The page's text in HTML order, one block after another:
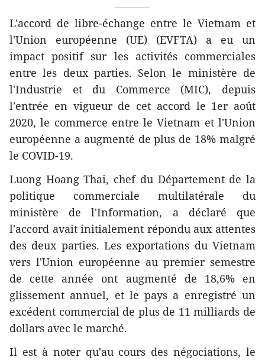
L'accord de libre-échange entre le Vietnam et
l'Union européenne (UE) (EVFTA) a eu un
impact positif sur les activités commerciales
entre les deux parties. Selon le ministère de
l'Industrie et du Commerce (MIC), depuis
l'entrée en vigueur de cet accord le 1er août
2020, le commerce entre le Vietnam et l'Union
européenne a augmenté de plus de 18% malgré
le COVID-19.
Luong Hoang Thai, chef du Département de la
politique commerciale multilatérale du
ministère de l'Information, a déclaré que
l'accord avait initialement répondu aux attentes
des deux parties. Les exportations du Vietnam
vers l'Union européenne au premier semestre
de cette année ont augmenté de 18,6% en
glissement annuel, et le pays a enregistré un
excédent commercial de plus de 11 milliards de
dollars avec le marché.
Il est à noter qu'au cours des négociations, le